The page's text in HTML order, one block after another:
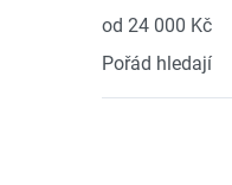
od 24 000 Kč
Pořád hledají